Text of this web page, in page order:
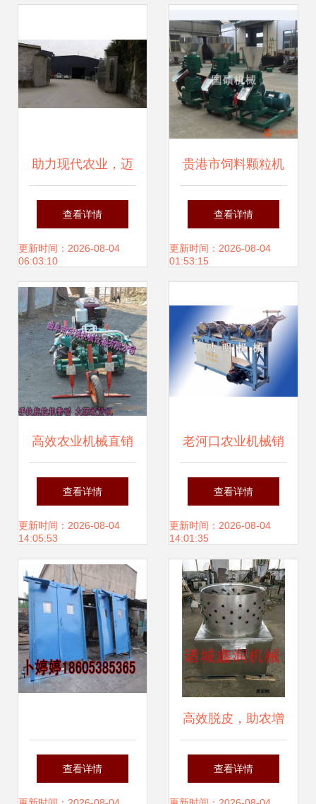
助力现代农业，迈
向丰收未来——[公
司名称]农业机械销
售有限公司简介
查看详情
更新时间：2026-08-04
06:03:10
贵港市饲料颗粒机
厂家直销 家禽饲料
颗粒机械与农业机
查看详情
更新时间：2026-08-04
01:53:15
高效农业机械直销
大蒜、大葱、大姜
收获机选购指南与
价格解析
查看详情
更新时间：2026-08-04
14:05:53
老河口农业机械销
售公司的面条饺子
皮一体机供应情况
分析
查看详情
更新时间：2026-08-04
14:01:35
查看详情
高效脱皮，助农增
收 鸭掌脱皮机销售
查看详情